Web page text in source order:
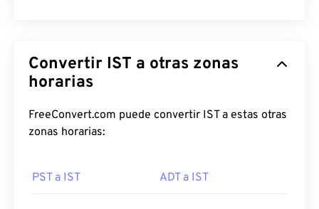
Convertir IST a otras zonas
horarias
FreeConvert.com puede convertir IST a estas otras
zonas horarias:
PST a IST ADT a IST